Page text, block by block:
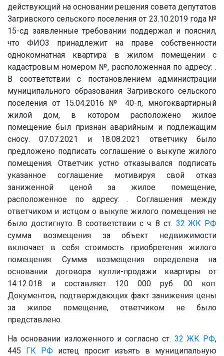
действующий на основании решения совета депутатов
Загривского сельского поселения от 23.10.2019 года №
15-сд заявленные требовании поддержал и пояснил,
что ФИО3
принадлежит на праве собственности
однокомнатная квартира в жилом помещении с
кадастровым номером №, расположенная по адресу: .
В соответствии с постановлением администрации
муниципального образования Загривского сельского
поселения от 15.04.2016 № 40-п, многоквартирный
жилой дом, в котором расположено жилое
помещение был признан аварийным и подлежащим
сносу. 07.07.2021 и 18.08.2021 ответчику было
предложено подписать соглашение о выкупе жилого
помещения. Ответчик устно отказывался подписать
указанное соглашение мотивируя свой отказ
заниженной ценой за жилое помещение,
расположенное по адресу: . Соглашения между
ответчиком и истцом о выкупе жилого помещения не
было достигнуто. В соответствии с ч. 8 ст. 32 ЖК РФ
сумма возмещения за объект недвижимости
включает в себя стоимость приобретения жилого
помещения. Сумма возмещения определена на
основании договора купли-продажи квартиры от
14.12.018 и составляет 120 000 руб. 00 коп.
Документов, подтверждающих факт занижения цены
за жилое помещение, ответчиком не было
представлено.
На основании изложенного и согласно ст. 32 ЖК РФ,
445 ГК РФ истец просит изъять в муниципальную